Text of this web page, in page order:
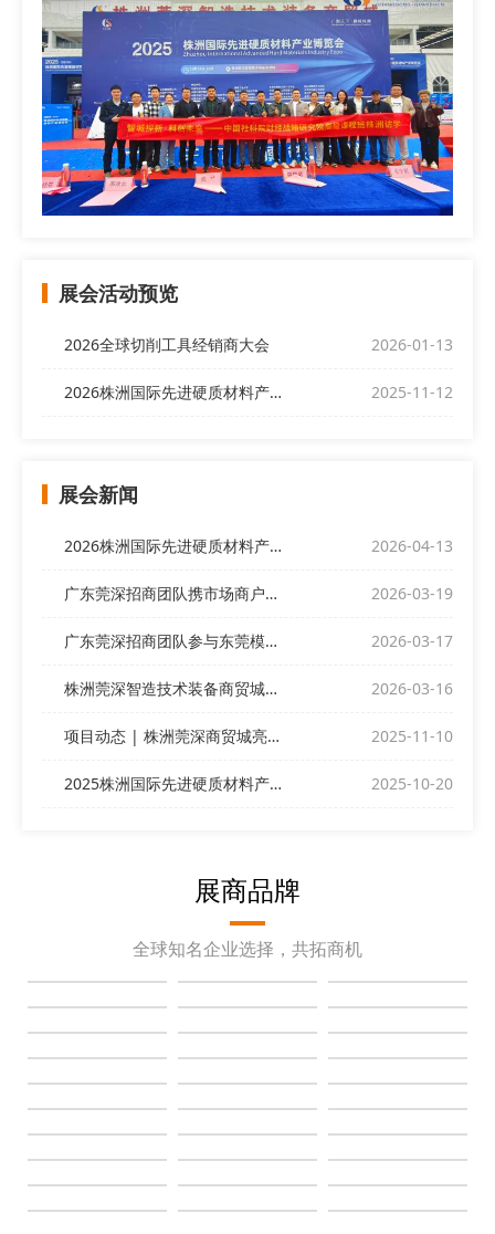
展会活动预览
2026全球切削工具经销商大会 2026-01-13
2026株洲国际先进硬质材料产业博览会 2025-11-12
展会新闻
2026株洲国际先进硬质材料产业博览会欢迎全球客商前来 2026-04-13
广东莞深招商团队携市场商户代表亮相“偌伊之夜”，开展展会招商 2026-03-19
广东莞深招商团队参与东莞模协产销对接交流会 2026-03-17
株洲莞深智造技术装备商贸城与您相约ITES深圳工业展 2026-03-16
项目动态 | 株洲莞深商贸城亮相深圳DMP展 2025-11-10
2025株洲国际先进硬质材料产业博览会昨日盛大开幕！ 2025-10-20
展商品牌
全球知名企业选择，共拓商机